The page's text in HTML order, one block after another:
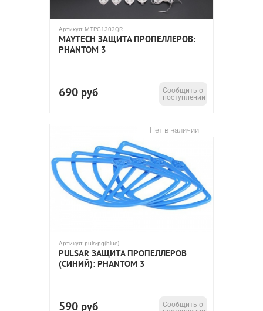
Артикул: MTPG1303QR
MAYTECH ЗАЩИТА ПРОПЕЛЛЕРОВ:
PHANTOM 3
690 руб
Сообщить о
поступлении
Нет в наличии
Артикул:puls-pg(blue)
PULSAR ЗАЩИТА ПРОПЕЛЛЕРОВ
(СИНИЙ): PHANTOM 3
590 руб
Сообщить о